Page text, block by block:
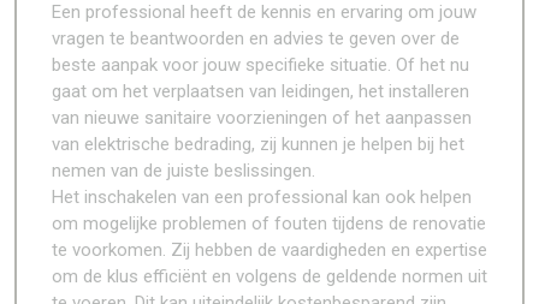
Een professional heeft de kennis en ervaring om jouw
vragen te beantwoorden en advies te geven over de
beste aanpak voor jouw specifieke situatie. Of het nu
gaat om het verplaatsen van leidingen, het installeren
van nieuwe sanitaire voorzieningen of het aanpassen
van elektrische bedrading, zij kunnen je helpen bij het
nemen van de juiste beslissingen.
Het inschakelen van een professional kan ook helpen
om mogelijke problemen of fouten tijdens de renovatie
te voorkomen. Zij hebben de vaardigheden en expertise
om de klus efficiënt en volgens de geldende normen uit